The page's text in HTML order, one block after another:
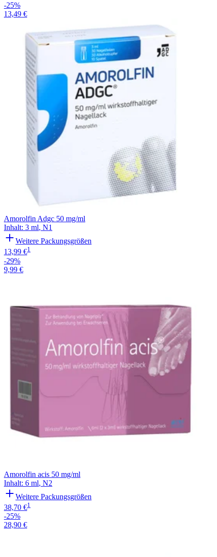
-25%
13,49 €
Amorolfin Adgc 50 mg/ml
Inhalt: 3 ml, N1
Weitere Packungsgrößen
13,99 €1
-29%
9,99 €
Amorolfin acis 50 mg/ml
Inhalt: 6 ml, N2
Weitere Packungsgrößen
38,70 €1
-25%
28,90 €